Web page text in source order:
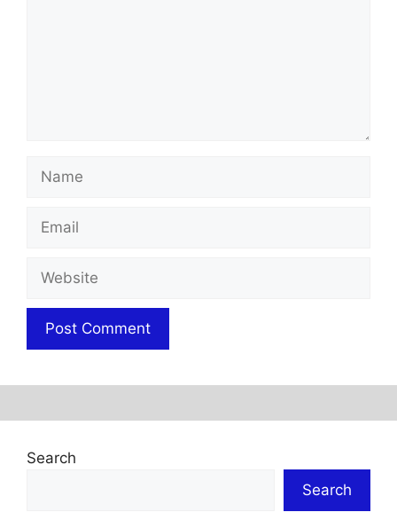
Search
Search